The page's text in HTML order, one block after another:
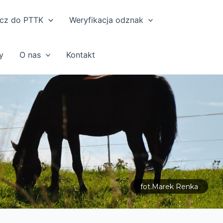
do PTTK Weryfikacja odznak
O nas Kontakt
fot.Marek Renka